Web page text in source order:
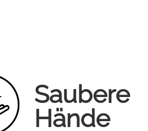
Saubere
Hände